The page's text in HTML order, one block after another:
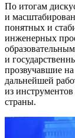
По итогам
и
понятных и
инженерных
и
прозвучавшие
дальнейшей
из инструментов
страны.